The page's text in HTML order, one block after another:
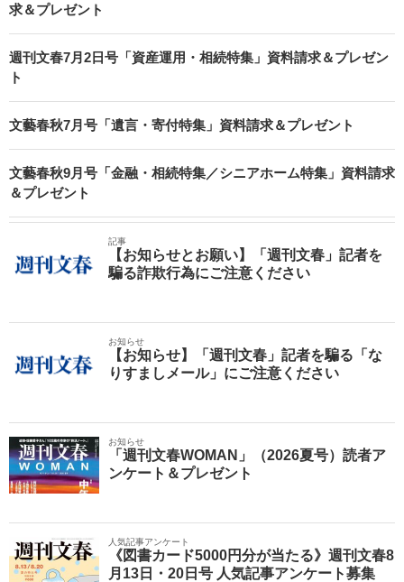
求＆プレゼント
週刊文春7月2日号「資産運用・相続特集」資料請求＆プレゼン
ト
文藝春秋7月号「遺言・寄付特集」資料請求＆プレゼント
文藝春秋9月号「金融・相続特集／シニアホーム特集」資料請求
＆プレゼント
記事
【お知らせとお願い】「週刊文春」記者を
騙る詐欺行為にご注意ください
お知らせ
【お知らせ】「週刊文春」記者を騙る「な
りすましメール」にご注意ください
お知らせ
「週刊文春WOMAN」（2026夏号）読者ア
ンケート＆プレゼント
人気記事アンケート
《図書カード5000円分が当たる》週刊文春8
月13日・20日号 人気記事アンケート募集